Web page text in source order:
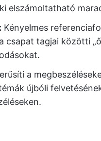
elszámoltatható
Kényelmes
csapat tagjai közötti
a
újbóli